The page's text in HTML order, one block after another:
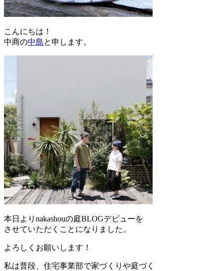
こんにちは！
中商の中島と申します。
本日よりnakashouの庭BLOGデビューを
させていただくことになりました。
よろしくお願いします！
私は普段、住宅事業部で家づくりや庭づく